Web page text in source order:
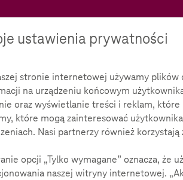
ustawienia prywatności
stronie internetowej używamy
na urządzeniu końcowym
oraz wyświetlanie treści i reklam, które
które mogą zainteresować
Nasi partnerzy również
opcji „Tylko wymagane” oznacza,
naszej witryny internetowej.